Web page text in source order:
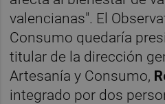
valencianas". El
Consumo quedaría
titular de la dirección
Artesanía y Consumo,
integrado por dos